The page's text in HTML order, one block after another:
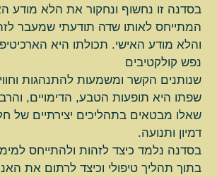
العربية
בסדנה זו נחשוף ונחקור את הלא מודע
המתייחס לאותו שדה תודעתי שמעבר
והלא מודע האישי. תכולתו היא
נפש קולקטיבים
שנותנים הקשר ומשמעות להתנהגות
שפתו היא תופעות הטבע, הדימויים,
שאלו מבטאים בתהליכים יצירתיים של
דמיון ותנועה.
בסדנה נלמד כיצד לזהות ולהתייחס
בתוך תהליך טיפולי וכיצד לרתום את